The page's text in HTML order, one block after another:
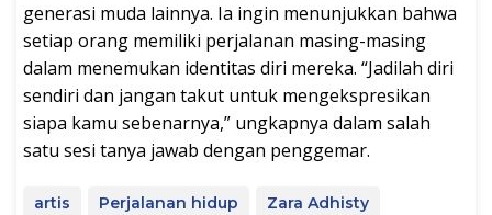
generasi muda lainnya. Ia ingin menunjukkan bahwa
setiap orang memiliki perjalanan masing-masing
dalam menemukan identitas diri mereka. “Jadilah diri
sendiri dan jangan takut untuk mengekspresikan
siapa kamu sebenarnya,” ungkapnya dalam salah
satu sesi tanya jawab dengan penggemar.
artis Perjalanan hidup Zara Adhisty